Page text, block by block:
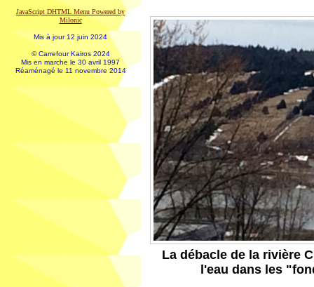
JavaScript DHTML Menu Powered by
Milonic
Mis à jour 12 juin 2024
© Carrefour Kairos 2024
Mis en marche le 30 avril 1997
Réaménagé le 11 novembre 2014
La débacle de la rivière
l'eau dans les